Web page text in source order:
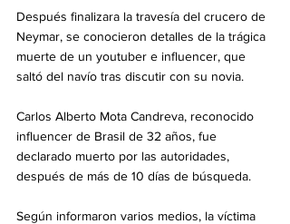
Después finalizara la travesía del crucero de
Neymar, se conocieron detalles de la trágica
muerte de un youtuber e influencer, que
saltó del navío tras discutir con su novia.
Carlos Alberto Mota Candreva, reconocido
influencer de Brasil de 32 años, fue
declarado muerto por las autoridades,
después de más de 10 días de búsqueda.
Según informaron varios medios, la víctima